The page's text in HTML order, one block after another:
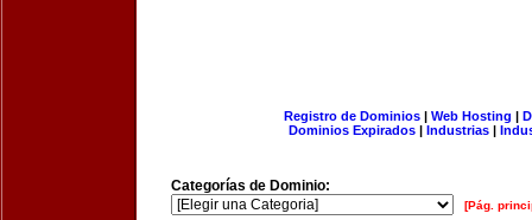
Registro de Dominios| Web Hosting |
Dominios Expirados | Industrias |
Categorías de Dominio:
[Pág.